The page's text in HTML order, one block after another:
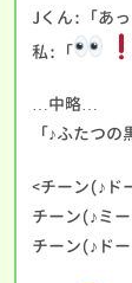
Jくん:「あっ
私:「
…中略…
「♪ふたつ
<チーン(♪ド
チーン(♪ミー
チーン(♪ド